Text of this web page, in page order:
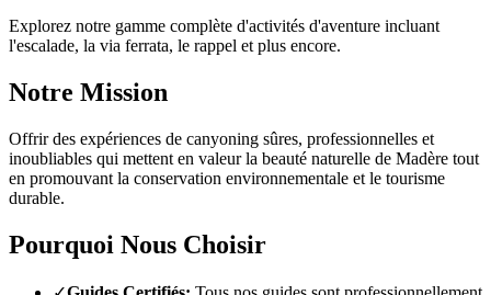
Explorez notre gamme complète d'activités d'aventure incluant
l'escalade, la via ferrata, le rappel et plus encore.
Notre Mission
Offrir des expériences de canyoning sûres, professionnelles et
inoubliables qui mettent en valeur la beauté naturelle de Madère tout
en promouvant la conservation environnementale et le tourisme
durable.
Pourquoi Nous Choisir